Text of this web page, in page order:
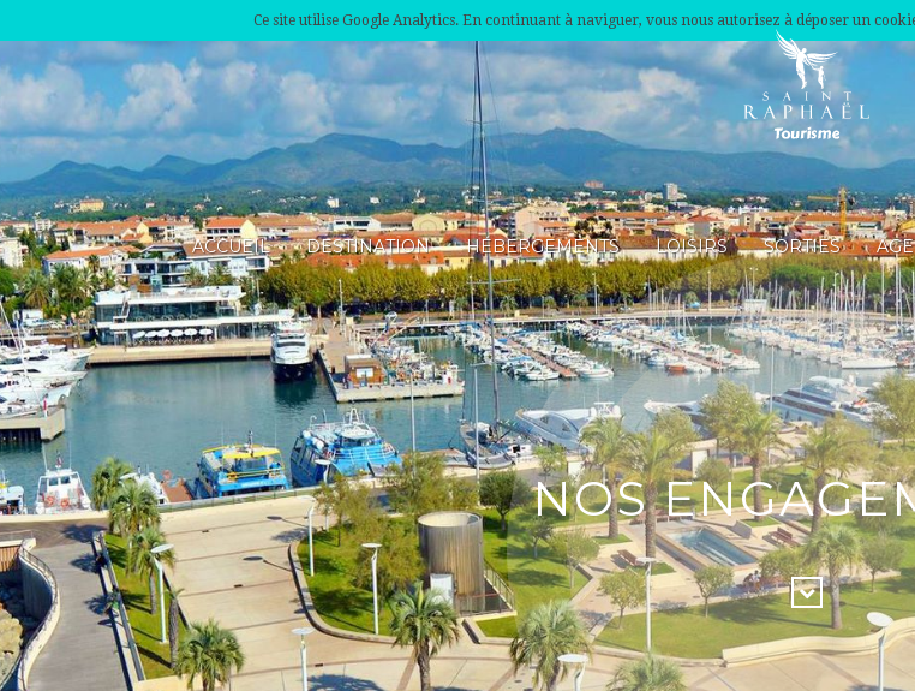
Ce site utilise Google Analytics. En continuant à naviguer, vous nous autorisez à déposer un
ACCUEIL DESTINATION HÉBERGEMENTS LOISIRS SORTIES
NOS